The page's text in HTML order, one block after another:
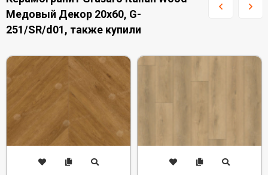
Медовый Декор 20x60, G-
251/SR/d01, также купили